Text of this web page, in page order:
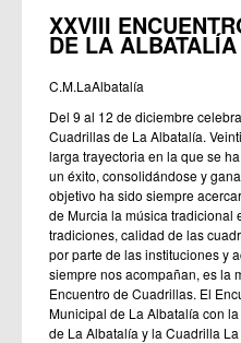
XXVIII
DE LA ALBATALÍA
C.M.LaAlbatalía
Del 9 al 12 de diciembre
Cuadrillas de La Albatalía.
larga trayectoria en la que se
un éxito, consolidándose y
objetivo ha sido siempre
de Murcia la música tradicional
tradiciones, calidad de las
por parte de las instituciones y
siempre nos acompañan, es la
Encuentro de Cuadrillas. El
Municipal de La Albatalía con
de La Albatalía y la Cuadrilla